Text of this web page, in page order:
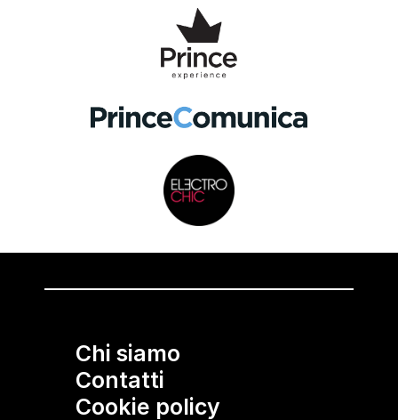
Chi siamo
Contatti
Cookie policy